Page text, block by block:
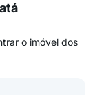
o imóvel dos